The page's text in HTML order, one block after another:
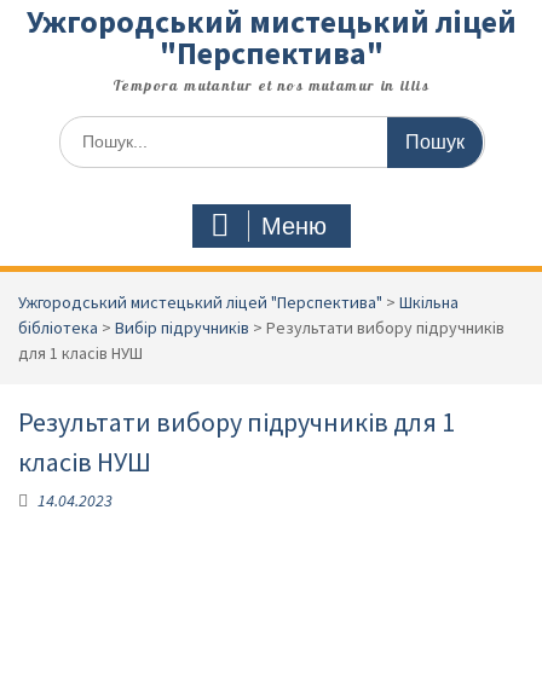
Ужгородський мистецький ліцей
"Перспектива"
Tempora mutantur et nos mutamur in illis
Шукати:
Меню
Ужгородський мистецький ліцей "Перспектива" > Шкільна
бібліотека > Вибір підручників > Результати вибору підручників
для 1 класів НУШ
Результати вибору підручників для 1
класів НУШ
14.04.2023